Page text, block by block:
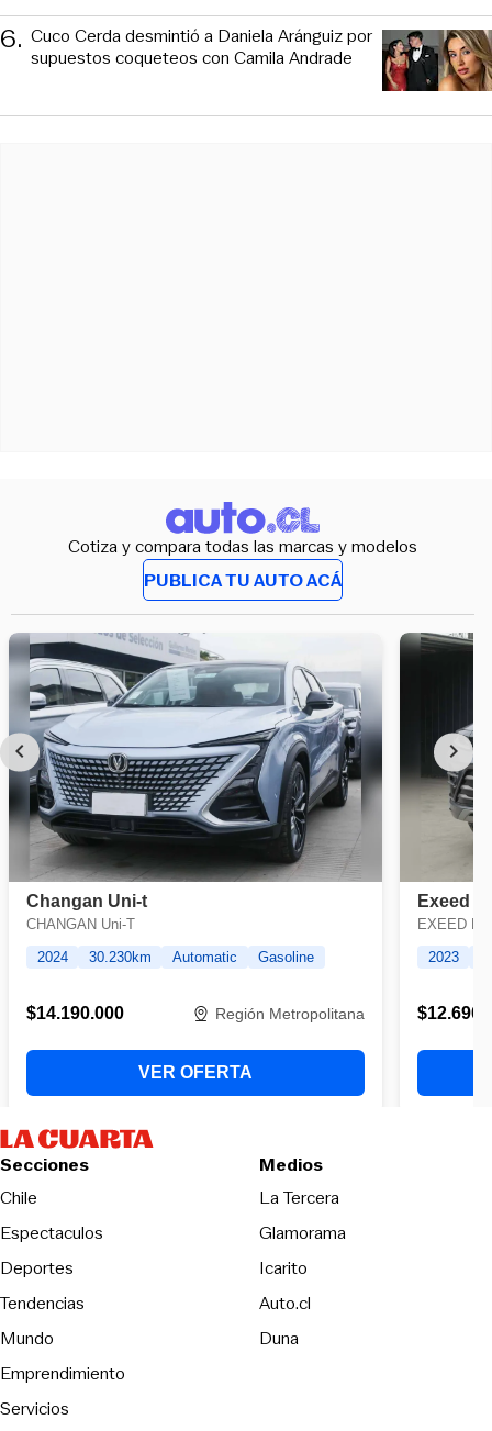
6. Cuco Cerda desmintió a Daniela Aránguiz por
supuestos coqueteos con Camila Andrade
Cotiza y compara todas las marcas y modelos
PUBLICA TU AUTO ACÁ
Secciones
Chile
Espectaculos
Deportes
Tendencias
Mundo
Emprendimiento
Servicios
Medios
La TerceraOpens in new
Glamorama
Icarito
Auto.cl
DunaOpens in new window